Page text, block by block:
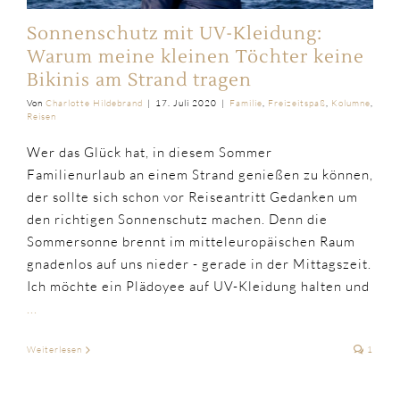
Sonnenschutz mit UV-Kleidung:
Warum meine kleinen Töchter keine
Bikinis am Strand tragen
Von Charlotte Hildebrand | 17. Juli 2020 | Familie, Freizeitspaß, Kolumne,
Reisen
Wer das Glück hat, in diesem Sommer
Familienurlaub an einem Strand genießen zu können,
der sollte sich schon vor Reiseantritt Gedanken um
den richtigen Sonnenschutz machen. Denn die
Sommersonne brennt im mitteleuropäischen Raum
gnadenlos auf uns nieder - gerade in der Mittagszeit.
Ich möchte ein Plädoyee auf UV-Kleidung halten und
...
Weiterlesen 1